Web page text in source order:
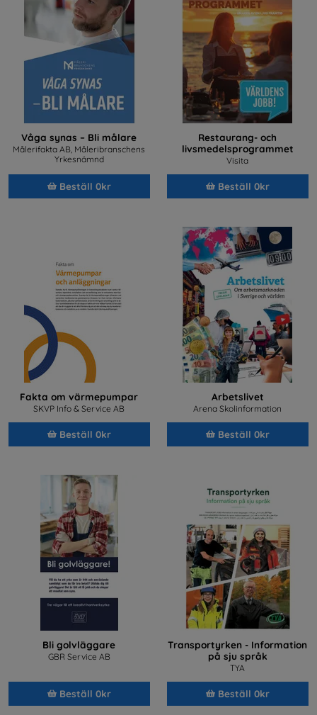
Våga synas – Bli målare
Målerifakta AB, Måleribranschens
Yrkesnämnd
Beställ 0kr
Restaurang- och
livsmedelsprogrammet
Visita
Beställ 0kr
Fakta om värmepumpar
SKVP Info & Service AB
Beställ 0kr
Arbetslivet
Arena Skolinformation
Beställ 0kr
Bli golvläggare
GBR Service AB
Beställ 0kr
Transportyrken - Information
på sju språk
TYA
Beställ 0kr